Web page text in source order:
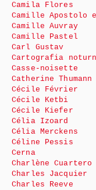
Camila Flores
Camille Apostolo
Camille Auvray
Camille Pastel
Carl Gustav
Cartografia
Casse-noisette
Catherine Thumann
Cécile Février
Cécile Ketbi
Cécile Kiefer
Célia Izoard
Célia Merckens
Céline Pessis
Cerna
Charlène Cuartero
Charles Jacquier
Charles Reeve